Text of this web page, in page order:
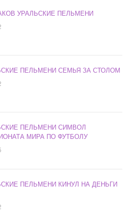
УРАЛЬСКИЕ ПЕЛЬМЕНИ
ПЕЛЬМЕНИ СЕМЬЯ ЗА СТОЛОМ
ПЕЛЬМЕНИ СИМВОЛ
МИРА ПО ФУТБОЛУ
ПЕЛЬМЕНИ КИНУЛ НА ДЕНЬГИ